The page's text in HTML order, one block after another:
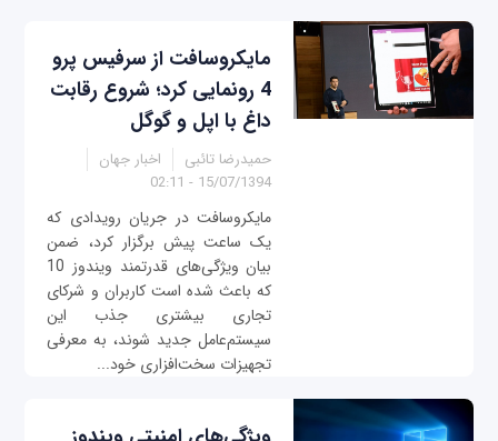
مایکروسافت از سرفیس پرو
4 رونمایی کرد؛ شروع رقابت
داغ با اپل و گوگل
حمیدرضا تائبی
اخبار جهان
15/07/1394 - 02:11
مایکروسافت در جریان رویدادی که
یک ساعت پیش برگزار کرد، ضمن
بیان ویژگی‌های قدرتمند ویندوز 10
که باعث شده است کاربران و شرکای
تجاری بیشتری جذب این
سیستم‌عامل جدید شوند، به معرفی
تجهیزات سخت‌افزاری خود...